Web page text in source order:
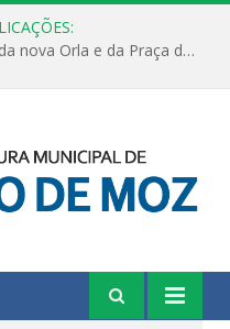
Últimos detalhes para a entrega da nova Orla e da Praça do Praião